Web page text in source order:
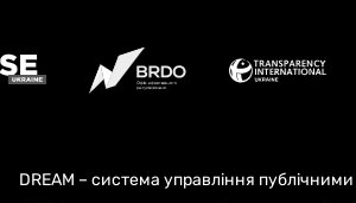
DREAM – система управління